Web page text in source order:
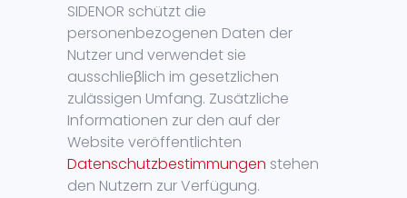
SIDENOR schützt die
personenbezogenen Daten der
Nutzer und verwendet sie
ausschlieβlich im gesetzlichen
zulässigen Umfang. Zusätzliche
Informationen zur den auf der
Website veröffentlichten
Datenschutzbestimmungen stehen
den Nutzern zur Verfügung.